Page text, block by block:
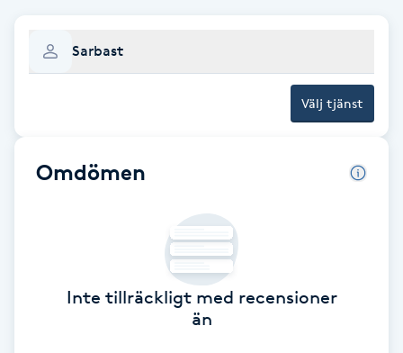
Color correction
D
Damklippning
Sarbast
Välj tjänst
Omdömen
Inte tillräckligt med recensioner
än